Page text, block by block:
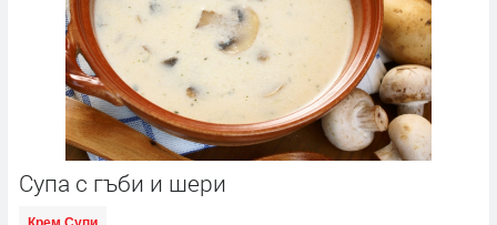
Супа с гъби и шери